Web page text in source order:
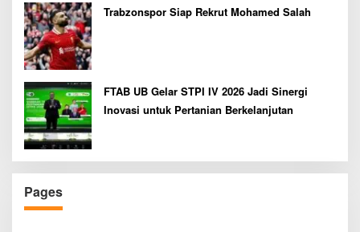
Trabzonspor Siap Rekrut Mohamed Salah
FTAB UB Gelar STPI IV 2026 Jadi Sinergi
Inovasi untuk Pertanian Berkelanjutan
Pages